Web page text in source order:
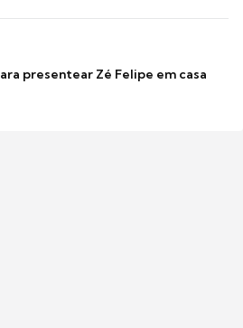
presentear Zé Felipe em casa